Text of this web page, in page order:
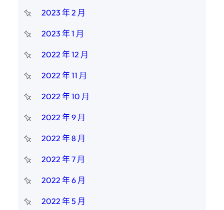
2023 年 2 月
2023 年 1 月
2022 年 12 月
2022 年 11 月
2022 年 10 月
2022 年 9 月
2022 年 8 月
2022 年 7 月
2022 年 6 月
2022 年 5 月